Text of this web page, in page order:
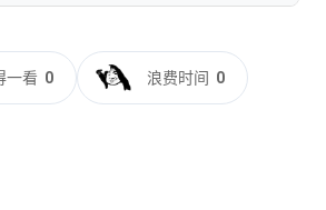
DL.H265.DV.DDP5.1-BlackTV
下载
一看 0 浪费时间 0